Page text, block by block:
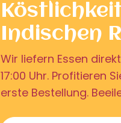
Indischen
Wir liefern Essen
17:00 Uhr. Profitieren
erste Bestellung.